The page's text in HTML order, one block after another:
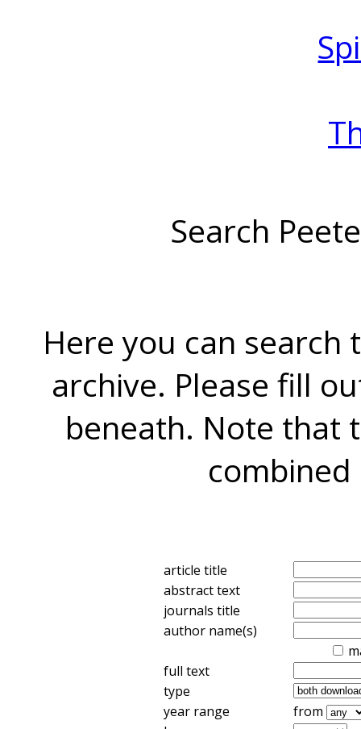
Search
Here you can search
archive. Please fill
beneath. Note that
combined
article title
abstract text
journals title
author name(s)
full text
type
year range
from